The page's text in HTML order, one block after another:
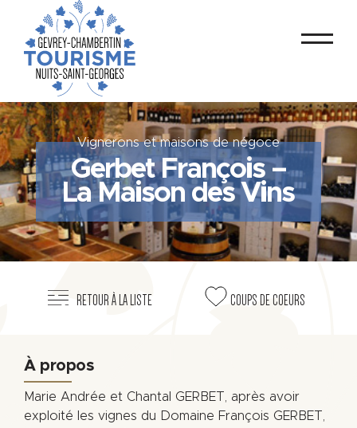
Vignerons et maisons de négoce
Gerbet François –
La Maison des Vins
RETOUR À LA LISTE COUPS DE COEURS
À propos
Marie Andrée et Chantal GERBET, après avoir
exploité les vignes du Domaine François GERBET,